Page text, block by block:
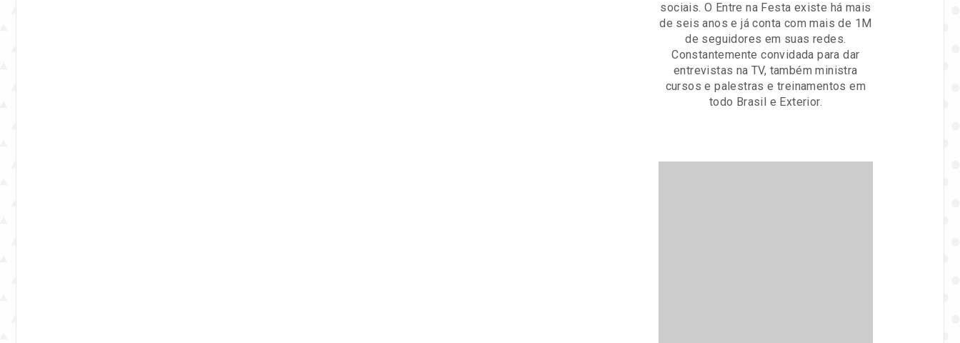
sociais. O Entre na Festa existe há mais
de seis anos e já conta com mais de 1M
de seguidores em suas redes.
Constantemente convidada para dar
entrevistas na TV, também ministra
cursos e palestras e treinamentos em
todo Brasil e Exterior.